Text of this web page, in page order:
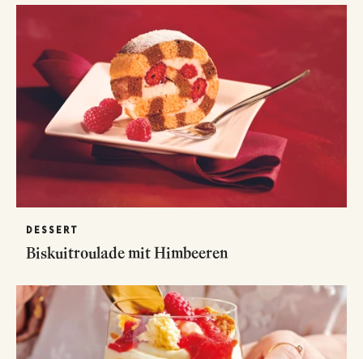
DESSERT
Biskuitroulade mit Himbeeren